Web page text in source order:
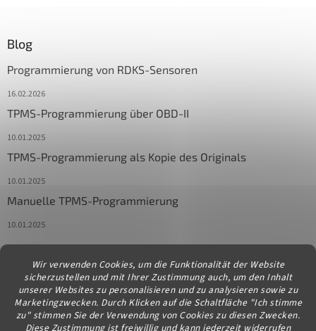
Wir verwenden Cookies, um die Funktionalität der Website
sicherzustellen und mit Ihrer Zustimmung auch, um den Inhalt
unserer Websites zu personalisieren und zu analysieren sowie zu
Marketingzwecken. Durch Klicken auf die Schaltfläche "Ich stimme
zu" stimmen Sie der Verwendung von Cookies zu diesen Zwecken.
Diese Zustimmung ist freiwillig und kann jederzeit widerrufen
Blog
Programmierung von RDKS-Sensoren
16.02.2026
TPMS-Programmierung über OBD-II
10.01.2025
TPMS-Programmierung als Kopie des Originals
10.01.2025
Manuelle TPMS-Programmierung
10.01.2025
Kontakt
info@diagstore.at